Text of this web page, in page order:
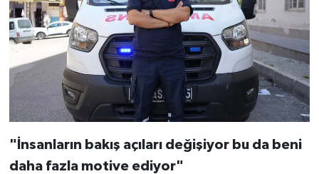
"İnsanların bakış açıları değişiyor bu da beni
daha fazla motive ediyor"